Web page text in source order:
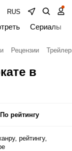
RUS
Сериалы
Рецензии
в
По рейтингу
рейтингу,